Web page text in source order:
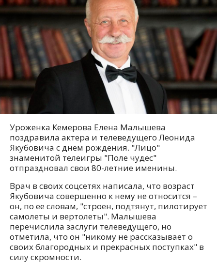
Уроженка Кемерова Елена Малышева
поздравила актера и телеведущего Леонида
Якубовича с днем рождения. "Лицо"
знаменитой телеигры "Поле чудес"
отпраздновал свои 80-летние именины.
Врач в своих соцсетях написала, что возраст
Якубовича совершенно к нему не относится –
он, по ее словам, "строен, подтянут, пилотирует
самолеты и вертолеты". Малышева
перечислила заслуги телеведущего, но
отметила, что он "никому не рассказывает о
своих благородных и прекрасных поступках" в
силу скромности.